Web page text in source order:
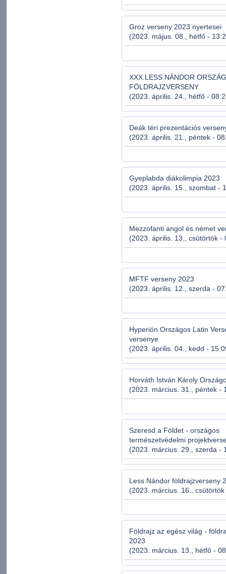
Groz verseny 2023 nyertesei
(2023. május. 08., hétfő -
XXX.LESS NÁNDOR
FÖLDRAJZVERSENY
(2023. április. 24., hétfő -
Deák téri prezentációs
(2023. április. 21., péntek -
Gyeplabda diákolimpia 2023
(2023. április. 15., szombat -
Mezzofanti angol és német
(2023. április. 13., csütörtök -
MFTF verseny 2023
(2023. április. 12., szerda -
Hyperión Országos Latin
versenye
(2023. április. 04., kedd -
Horváth István Károly
(2023. március. 31., péntek -
Szeresd a Földet - országos
természetvédelmi
(2023. március. 29., szerda -
Less Nándor földrajzverseny
(2023. március. 16.,
Földrajz az egész világ -
2023
(2023. március. 13., hétfő -